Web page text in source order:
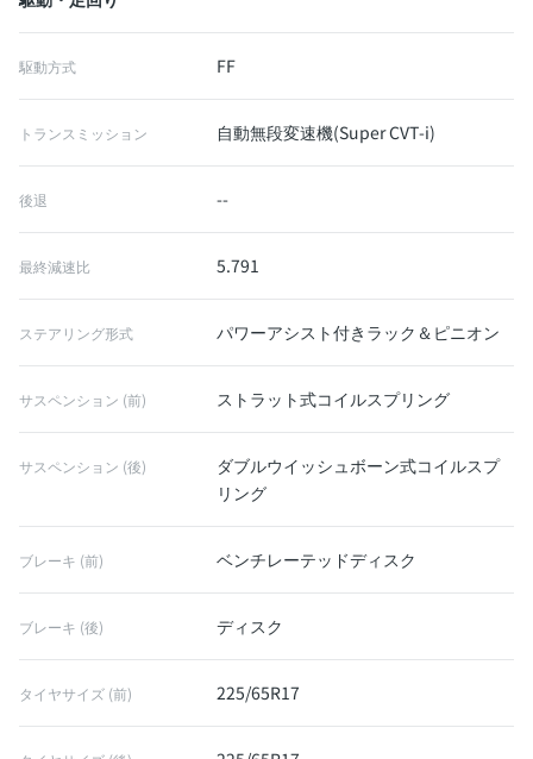
駆動方式 FF
トランスミッション 自動無段変速機(Super CVT-i)
後退 --
最終減速比 5.791
ステアリング形式 パワーアシスト付きラック＆ピニオン
サスペンション (前) ストラット式コイルスプリング
サスペンション (後)
ダブルウイッシュボーン式コイルスプ
リング
ブレーキ (前) ベンチレーテッドディスク
ブレーキ (後) ディスク
タイヤサイズ (前) 225/65R17